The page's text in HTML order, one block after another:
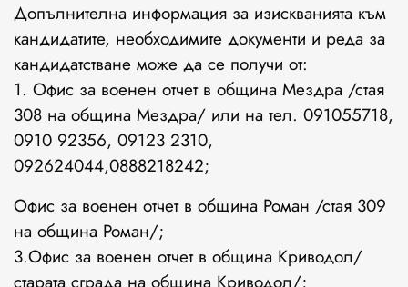
Допълнителна информация за изискванията към
кандидатите, необходимите документи и реда за
кандидатстване може да се получи от:
1. Офис за военен отчет в община Мездра /стая
308 на община Мездра/ или на тел. 091055718,
0910 92356, 09123 2310,
092624044,0888218242;
Офис за военен отчет в община Роман /стая 309
на община Роман/;
3.Офис за военен отчет в община Криводол/